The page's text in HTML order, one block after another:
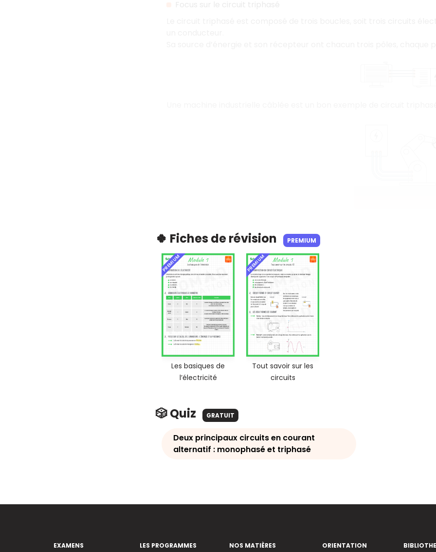
🍀 Fiches de révision PREMIUM
PREMIUM
Les basiques de
l’électricité
PREMIUM
Tout savoir sur les
circuits
🎲 Quiz GRATUIT
Deux principaux circuits en courant
alternatif : monophasé et triphasé
EXAMENS
LES PROGRAMMES
NOS MATIÈRES
ORIENTATION